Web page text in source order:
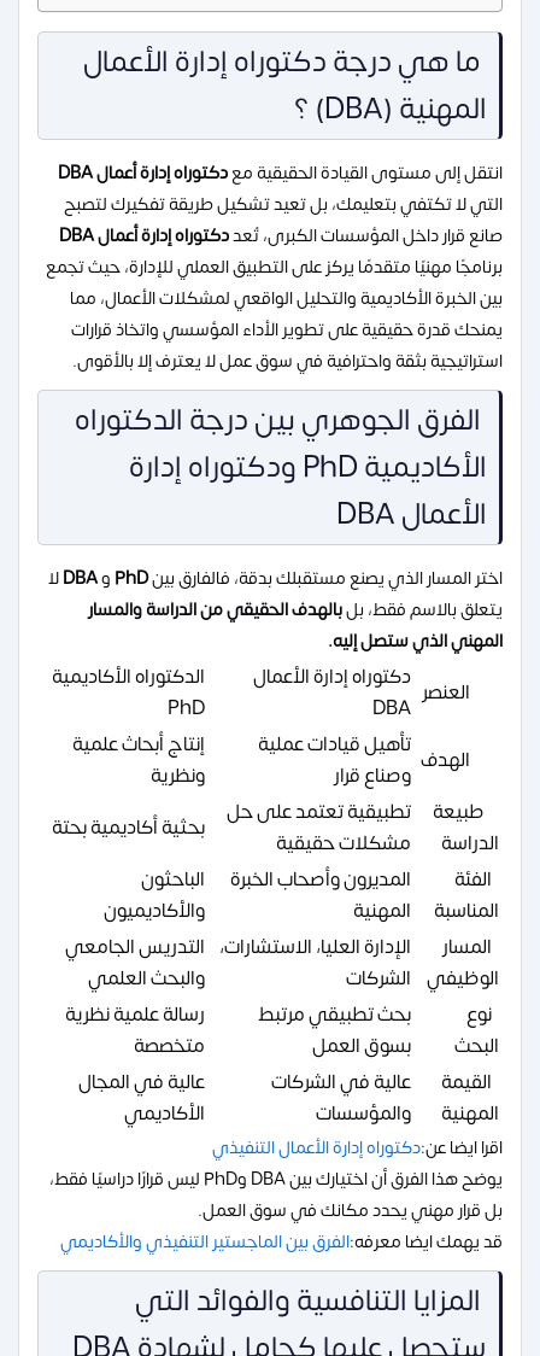
ما هي درجة دكتوراه إدارة الأعمال
المهنية (DBA) ؟
انتقل إلى مستوى القيادة الحقيقية معدكتوراه إدارة أعمال DBA
التي لا تكتفي بتعليمك، بل تعيد تشكيل طريقة تفكيرك لتصبح
صانع قرار داخل المؤسسات الكبرى، تُعددكتوراه إدارة أعمال DBA
برنامجًا مهنيًا متقدمًا يركز على التطبيق العملي للإدارة، حيث تجمع
بين الخبرة الأكاديمية والتحليل الواقعي لمشكلات الأعمال، مما
يمنحك قدرة حقيقية على تطوير الأداء المؤسسي واتخاذ قرارات
استراتيجية بثقة واحترافية في سوق عمل لا يعترف إلا بالأقوى.
الفرق الجوهري بين درجة الدكتوراه
الأكاديمية PhD ودكتوراه إدارة
الأعمال DBA
اختر المسار الذي يصنع مستقبلك بدقة، فالفارق بينPhD وDBAلا
يتعلق بالاسم فقط، بلبالهدف الحقيقي من الدراسة والمسار
المهني الذي ستصل إليه.
العنصر دكتوراه إدارة الأعمال
DBA
الدكتوراه الأكاديمية
PhD
الهدف تأهيل قيادات عملية
وصناع قرار
إنتاج أبحاث علمية
ونظرية
طبيعة
الدراسة
تطبيقية تعتمد على حل
مشكلات حقيقية
بحثية أكاديمية بحتة
الفئة
المناسبة
المديرون وأصحاب الخبرة
المهنية
الباحثون
والأكاديميون
المسار
الوظيفي
الإدارة العليا، الاستشارات،
الشركات
التدريس الجامعي
والبحث العلمي
نوع
البحث
بحث تطبيقي مرتبط
بسوق العمل
رسالة علمية نظرية
متخصصة
القيمة
المهنية
عالية في الشركات
والمؤسسات
عالية في المجال
الأكاديمي
اقرا ايضا عن:دكتوراه إدارة الأعمال التنفيذي
يوضح هذا الفرق أن اختيارك بين DBA وPhD ليس قرارًا دراسيًا فقط،
بل قرار مهني يحدد مكانك في سوق العمل.
قد يهمك ايضا معرفه:الفرق بين الماجستير التنفيذي والأكاديمي
المزايا التنافسية والفوائد التي